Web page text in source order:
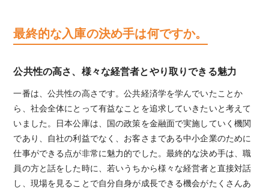
最終的な入庫の決め手は何ですか。
公共性の高さ、様々な経営者とやり取りできる魅力
一番は、公共性の高さです。公共経済学を学んでいたことか
ら、社会全体にとって有益なことを追求していきたいと考えて
いました。日本公庫は、国の政策を金融面で実施していく機関
であり、自社の利益でなく、お客さまである中小企業のために
仕事ができる点が非常に魅力的でした。最終的な決め手は、職
員の方と話をした時に、若いうちから様々な経営者と直接対話
し、現場を見ることで自分自身が成長できる機会がたくさんあ